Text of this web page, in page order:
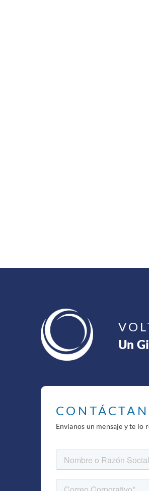
Un
Envianos un mensaje y te lo